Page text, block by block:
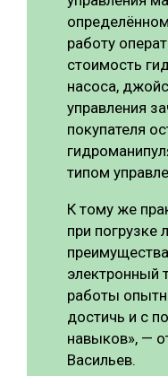
работу
стоимость
насоса,
управления
покупателя
типом
К тому же
при погрузке
электронный
работы
достичь и с
навыков», —
Васильев.